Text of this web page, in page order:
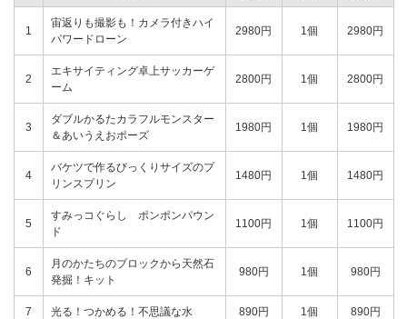
1
宙返りも撮影も！カメラ付きハイ
パワードローン
2980円 1個 2980円
2
エキサイティング卓上サッカーゲ
ーム
2800円 1個 2800円
3
ダブルかるたカラフルモンスター
＆あいうえおポーズ
1980円 1個 1980円
4
バケツで作るびっくりサイズのプ
リンスプリン
1480円 1個 1480円
5
すみっコぐらし ポンポンパウン
ド
1100円 1個 1100円
6
月のかたちのブロックから天然石
発掘！キット
980円 1個 980円
7 光る！つかめる！不思議な水 890円 1個 890円